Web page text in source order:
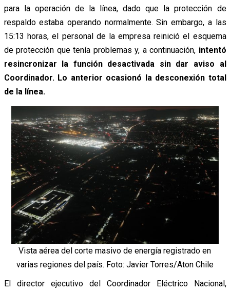
para la operación de la línea, dado que la protección de
respaldo estaba operando normalmente. Sin embargo, a las
15:13 horas, el personal de la empresa reinició el esquema
de protección que tenía problemas y, a continuación, intentó
resincronizar la función desactivada sin dar aviso al
Coordinador. Lo anterior ocasionó la desconexión total
de la línea.
Vista aérea del corte masivo de energía registrado en
varias regiones del país. Foto: Javier Torres/Aton Chile
El director ejecutivo del Coordinador Eléctrico Nacional,